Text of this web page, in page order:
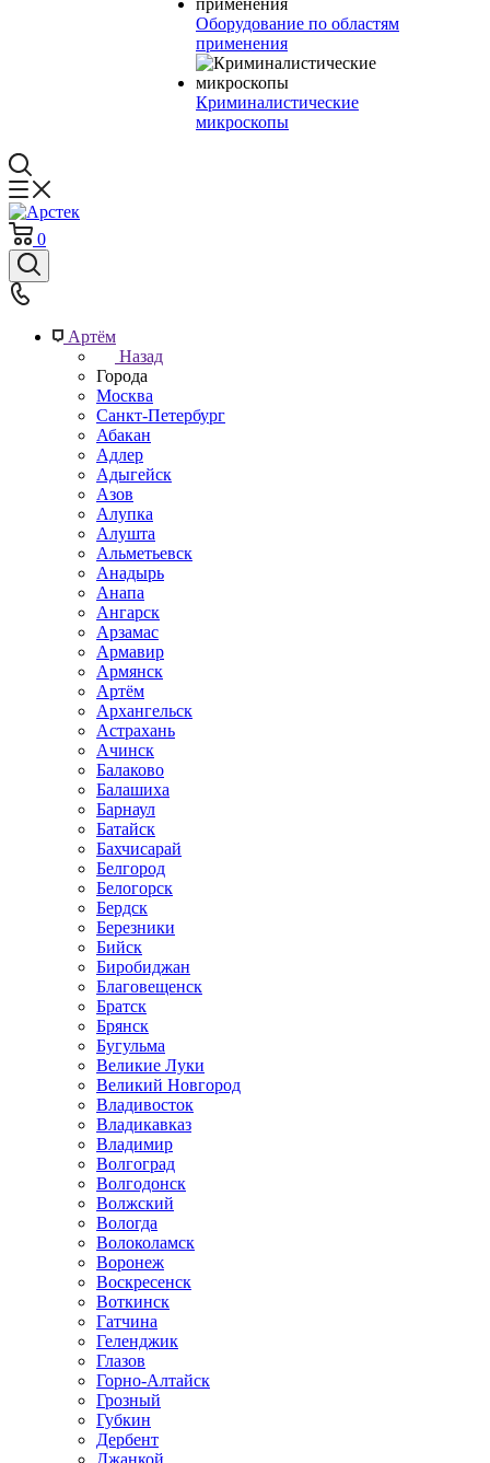
Оборудование по областям
применения
Криминалистические
микроскопы
0
Артём
Назад
Города
Москва
Санкт-Петербург
Абакан
Адлер
Адыгейск
Азов
Алупка
Алушта
Альметьевск
Анадырь
Анапа
Ангарск
Арзамас
Армавир
Армянск
Артём
Архангельск
Астрахань
Ачинск
Балаково
Балашиха
Барнаул
Батайск
Бахчисарай
Белгород
Белогорск
Бердск
Березники
Бийск
Биробиджан
Благовещенск
Братск
Брянск
Бугульма
Великие Луки
Великий Новгород
Владивосток
Владикавказ
Владимир
Волгоград
Волгодонск
Волжский
Вологда
Волоколамск
Воронеж
Воскресенск
Воткинск
Гатчина
Геленджик
Глазов
Горно-Алтайск
Грозный
Губкин
Дербент
Джанкой